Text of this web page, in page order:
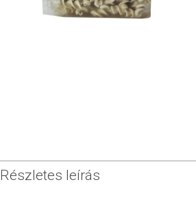
Részletes leírás